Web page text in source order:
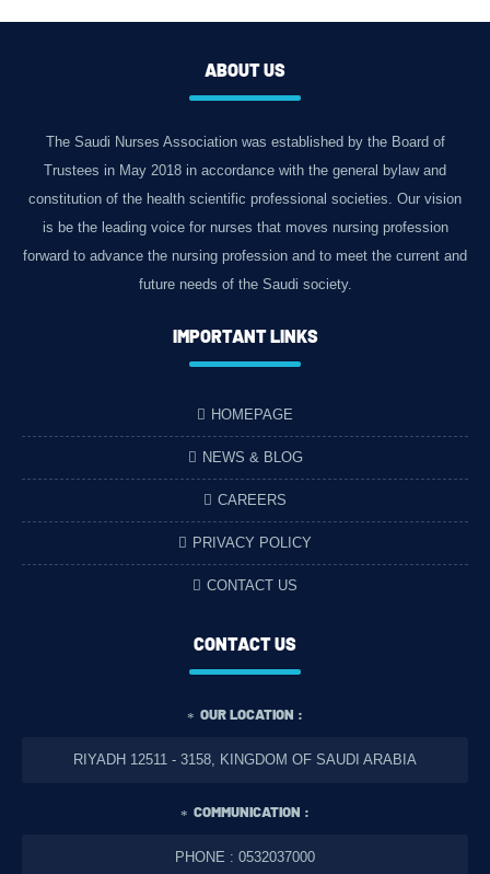
ABOUT US
The Saudi Nurses Association was established by the Board of
Trustees in May 2018 in accordance with the general bylaw and
constitution of the health scientific professional societies. Our vision
is be the leading voice for nurses that moves nursing profession
forward to advance the nursing profession and to meet the current and
future needs of the Saudi society.
IMPORTANT LINKS
HOMEPAGE
NEWS & BLOG
CAREERS
PRIVACY POLICY
CONTACT US
CONTACT US
OUR LOCATION :
RIYADH 12511 - 3158, KINGDOM OF SAUDI ARABIA
COMMUNICATION :
PHONE : 0532037000